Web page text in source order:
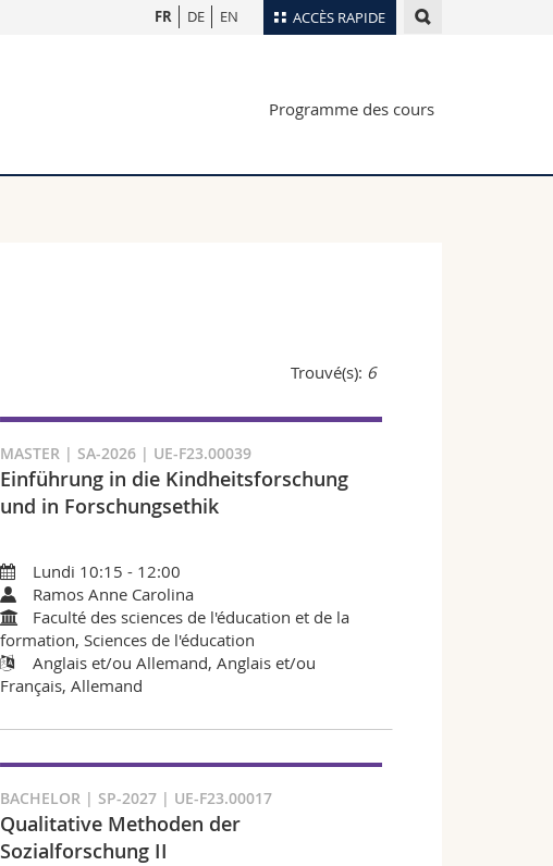
ACCÈS RAPIDE
Plan d'accès
Webmail
FR DE EN
Programme des cours
Trouvé(s): 6
MASTER | SA-2026 | UE-F23.00039
Einführung in die Kindheitsforschung
und in Forschungsethik
Lundi 10:15 - 12:00
Ramos Anne Carolina
Faculté des sciences de l'éducation et de la
formation, Sciences de l'éducation
Anglais et/ou Allemand, Anglais et/ou
Français, Allemand
BACHELOR | SP-2027 | UE-F23.00017
Qualitative Methoden der
Sozialforschung II